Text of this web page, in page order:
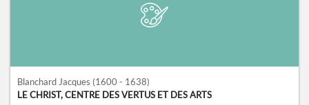
Blanchard Jacques (1600 - 1638)
LE CHRIST, CENTRE DES VERTUS ET DES ARTS